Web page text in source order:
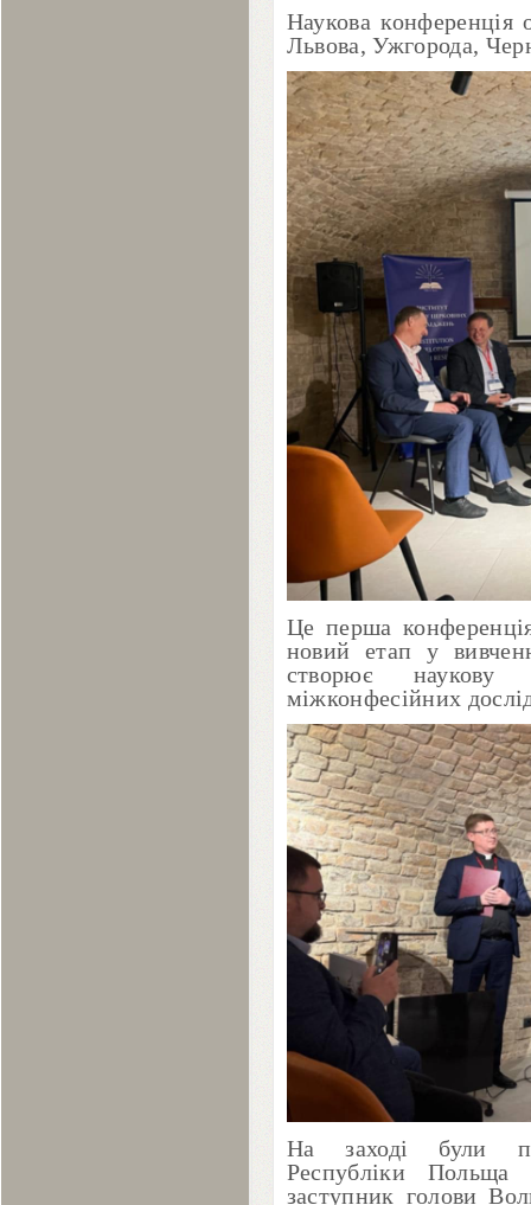
Наукова конференція
Львова, Ужгорода,
Це перша
новий етап у
створює наукову
міжконфесійних
На заході були
Республіки
заступник голови